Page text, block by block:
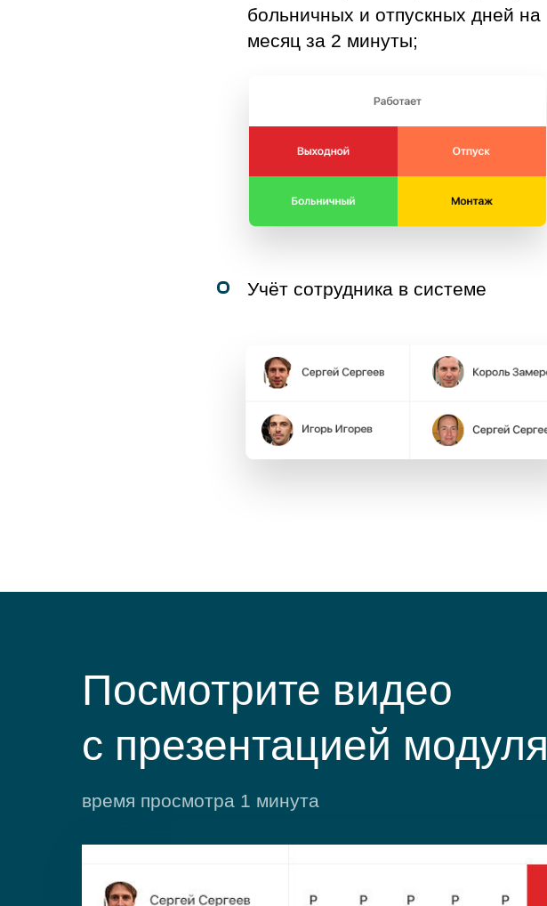
больничных и отпускных дней на
месяц за 2 минуты;
Учёт сотрудника в системе
Посмотрите видео
с презентацией модуля
время просмотра 1 минута